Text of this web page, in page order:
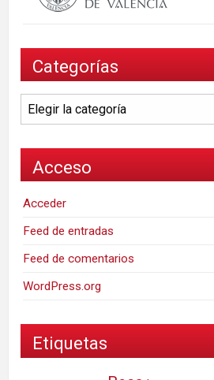
Categorías
Categorías
Acceso
Acceder
Feed de entradas
Feed de comentarios
WordPress.org
Etiquetas